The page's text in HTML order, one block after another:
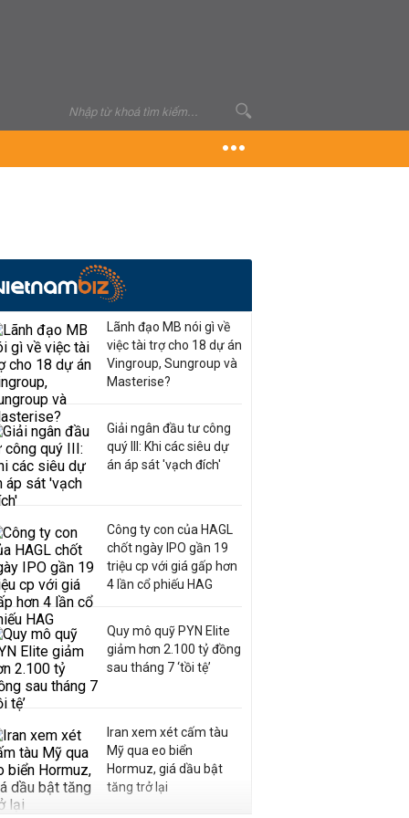
Lãnh đạo MB nói gì về
việc tài trợ cho 18 dự án
Vingroup, Sungroup và
Masterise?
Giải ngân đầu tư công
quý III: Khi các siêu dự
án áp sát 'vạch đích'
Công ty con của HAGL
chốt ngày IPO gần 19
triệu cp với giá gấp hơn
4 lần cổ phiếu HAG
Quy mô quỹ PYN Elite
giảm hơn 2.100 tỷ đồng
sau tháng 7 ‘tồi tệ’
Iran xem xét cấm tàu
Mỹ qua eo biển
Hormuz, giá dầu bật
tăng trở lại